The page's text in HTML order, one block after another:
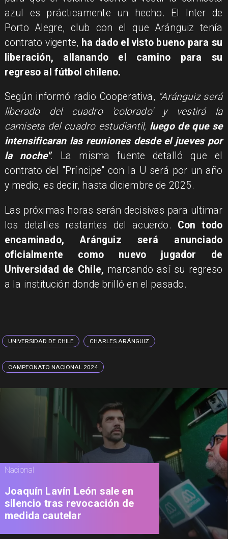
azul es prácticamente un hecho. El Inter de
Porto Alegre, club con el que Aránguiz tenía
contrato vigente, ha dado el visto bueno para su
liberación, allanando el camino para su
regreso al fútbol chileno.
Según informó radio Cooperativa, "Aránguiz será
liberado del cuadro 'colorado' y vestirá la
camiseta del cuadro estudiantil, luego de que se
intensificaran las reuniones desde el jueves por
la noche". La misma fuente detalló que el
contrato del "Príncipe" con la U será por un año
y medio, es decir, hasta diciembre de 2025.
Las próximas horas serán decisivas para ultimar
los detalles restantes del acuerdo. Con todo
encaminado, Aránguiz será anunciado
oficialmente como nuevo jugador de
Universidad de Chile, marcando así su regreso
a la institución donde brilló en el pasado.
UNIVERSIDAD DE CHILE CHARLES ARÁNGUIZ
CAMPEONATO NACIONAL 2024
Nacional
Joaquín Lavín León sale en
silencio tras revocación de
medida cautelar